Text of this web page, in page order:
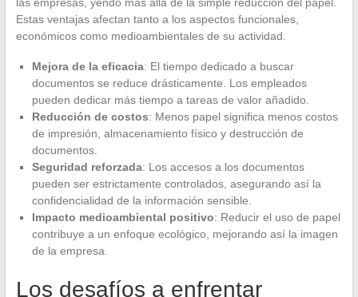
Estas ventajas afectan tanto a los aspectos funcionales,
económicos como medioambientales de su actividad.
Mejora de la eficacia: El tiempo dedicado a buscar
documentos se reduce drásticamente. Los empleados
pueden dedicar más tiempo a tareas de valor añadido.
Reducción de costos: Menos papel significa menos costos
de impresión, almacenamiento físico y destrucción de
documentos.
Seguridad reforzada: Los accesos a los documentos
pueden ser estrictamente controlados, asegurando así la
confidencialidad de la información sensible.
Impacto medioambiental positivo: Reducir el uso de papel
contribuye a un enfoque ecológico, mejorando así la imagen
de la empresa.
Los desafíos a enfrentar